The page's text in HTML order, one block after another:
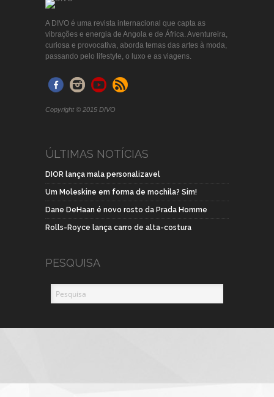
A DIVO é uma revista internacional que capta as
vibrações e energia de Angola e de África. Aventureira,
curiosa e provocativa, aborda temas das artes à moda,
passando pelo lifestyle, o luxo e as viagens.
Copyright © 2015 DIVO
ÚLTIMAS NOTÍCIAS
DIOR lança mala personalizavel
Um Moleskine em forma de mochila? Sim!
Dane DeHaan é novo rosto da Prada Homme
Rolls-Royce lança carro de alta-costura
PESQUISA